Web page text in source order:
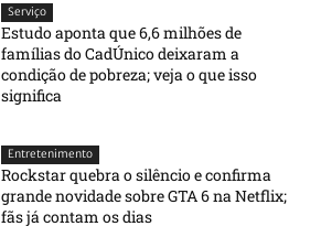
Serviço
Estudo aponta que 6,6 milhões de
famílias do CadÚnico deixaram a
condição de pobreza; veja o que isso
significa
Entretenimento
Rockstar quebra o silêncio e confirma
grande novidade sobre GTA 6 na Netflix;
fãs já contam os dias